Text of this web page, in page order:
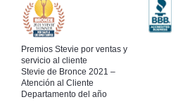
Premios Stevie por ventas y
servicio al cliente
Stevie de Bronce 2021 –
Atención al Cliente
Departamento del año